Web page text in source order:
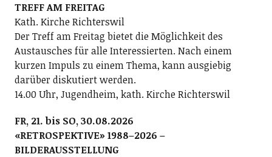
TREFF AM FREITAG
Kath. Kirche Richterswil
Der Treff am Freitag bietet die Möglichkeit des
Austausches für alle Interessierten. Nach einem
kurzen Impuls zu einem Thema, kann ausgiebig
darüber diskutiert werden.
14.00 Uhr, Jugendheim, kath. Kirche Richterswil
FR, 21. bis SO, 30.08.2026
«RETROSPEKTIVE» 1988–2026 –
BILDERAUSSTELLUNG